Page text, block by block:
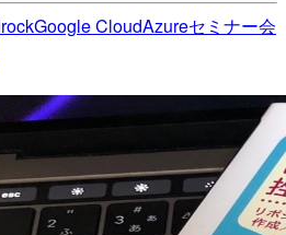
Google CloudAzureセミナー会